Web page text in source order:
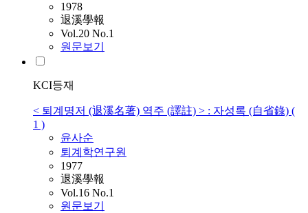
1978
退溪學報
Vol.20 No.1
원문보기
KCI등재
< 퇴계명저 (退溪名著) 역주 (譯註) > : 자성록 (自省錄) (
1 )
윤사순
퇴계학연구원
1977
退溪學報
Vol.16 No.1
원문보기